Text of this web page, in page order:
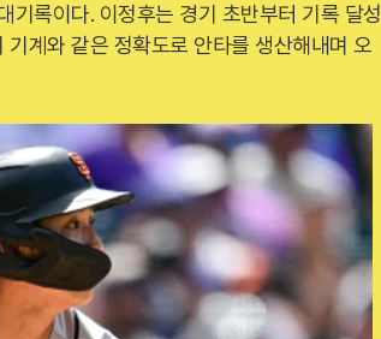
기록이다. 이정후는 경기 초반부터 기록 달성
계와 같은 정확도로 안타를 생산해내며 오